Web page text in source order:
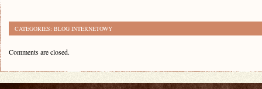
CATEGORIES: BLOG INTERNETOWY
Comments are closed.